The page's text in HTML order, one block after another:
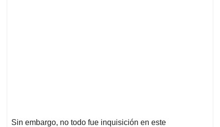
Sin embargo, no todo fue inquisición en este